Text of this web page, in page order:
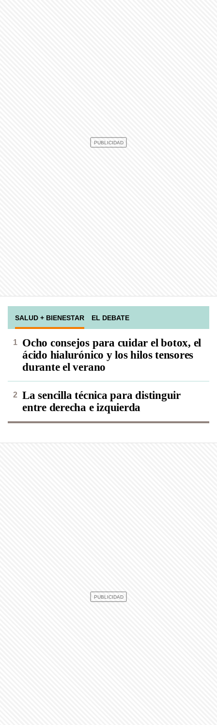
SALUD + BIENESTAR EL DEBATE
Ocho consejos para cuidar el botox, el
ácido hialurónico y los hilos tensores
durante el verano
La sencilla técnica para distinguir
entre derecha e izquierda